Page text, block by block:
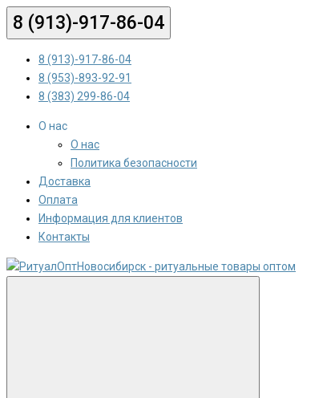
8 (913)-917-86-04
8 (913)-917-86-04
8 (953)-893-92-91
8 (383) 299-86-04
О нас
О нас
Политика безопасности
Доставка
Оплата
Информация для клиентов
Контакты